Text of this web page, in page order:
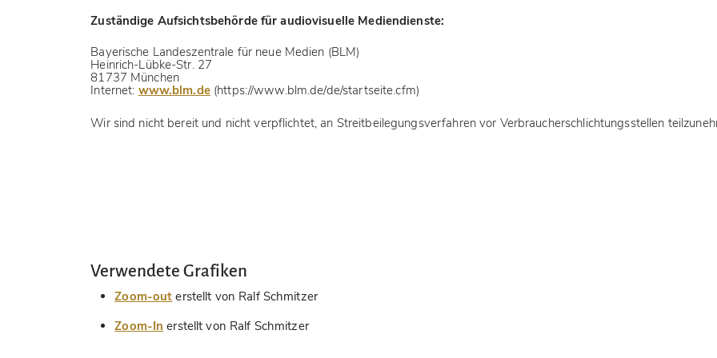
Zuständige Aufsichtsbehörde für audiovisuelle Mediendienste:
Bayerische Landeszentrale für neue Medien (BLM)
Heinrich-Lübke-Str. 27
81737 München
Internet: www.blm.de(https://www.blm.de/de/startseite.cfm)
Wir sind nicht bereit und nicht verpflichtet, an Streitbeilegungsverfahren vor Verbraucherschlichtungsstellen
Verwendete Grafiken
Zoom-out erstellt von Ralf Schmitzer
Zoom-In erstellt von Ralf Schmitzer